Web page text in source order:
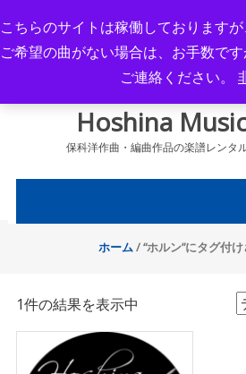
to
content
Hoshina
保科洋作曲・編曲作品の楽譜レンタ
ホーム/ “ホルン”にタグ付
1件の結果を表示中
こちらのサイトは稼働しておりますが
ご希望の曲がない場合は、お手数で
ご連絡ください。